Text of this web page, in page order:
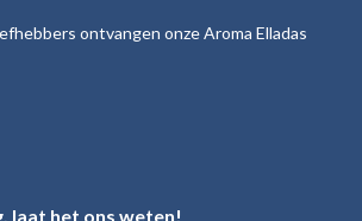
ontvangen onze Aroma Elladas
laat het ons weten!